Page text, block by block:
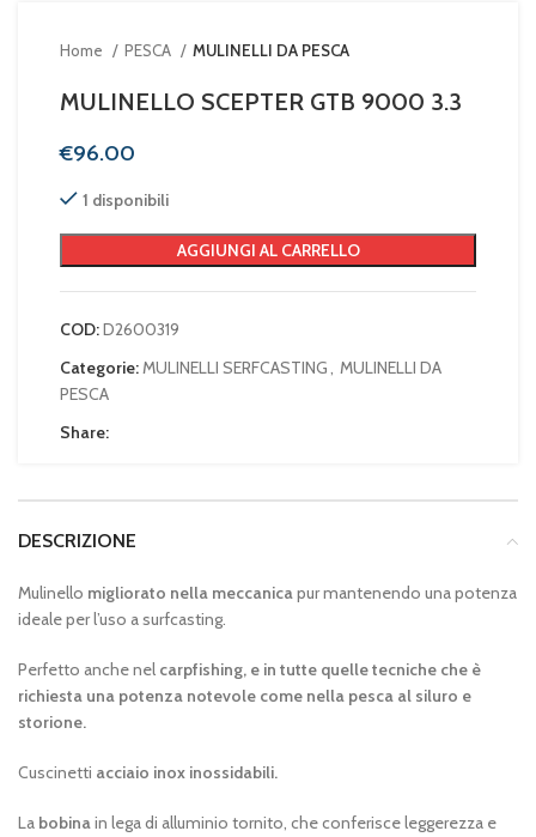
Home PESCA MULINELLI DA PESCA
MULINELLO SCEPTER GTB 9000 3.3
€
1 disponibili
AGGIUNGI AL CARRELLO
COD:D2600319
Categorie:MULINELLI SERFCASTING, MULINELLI DA
PESCA
Share:
DESCRIZIONE
Mulinello migliorato nella meccanicapur mantenendo una potenza
ideale per l’uso a surfcasting.
Perfetto anche nel carpfishing, e in tutte quelle tecniche che è
richiesta una potenza notevole come nella pesca al siluro e
storione.
Cuscinetti acciaio inox inossidabili.
La bobinain lega di alluminio tornito, che conferisce leggerezza e